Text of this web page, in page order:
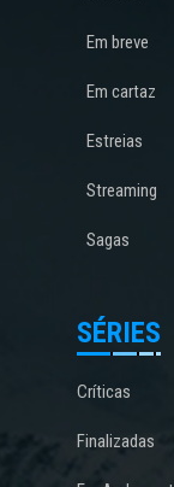
Em breve
Em cartaz
Estreias
Streaming
Sagas
SÉRIES
Críticas
Finalizadas